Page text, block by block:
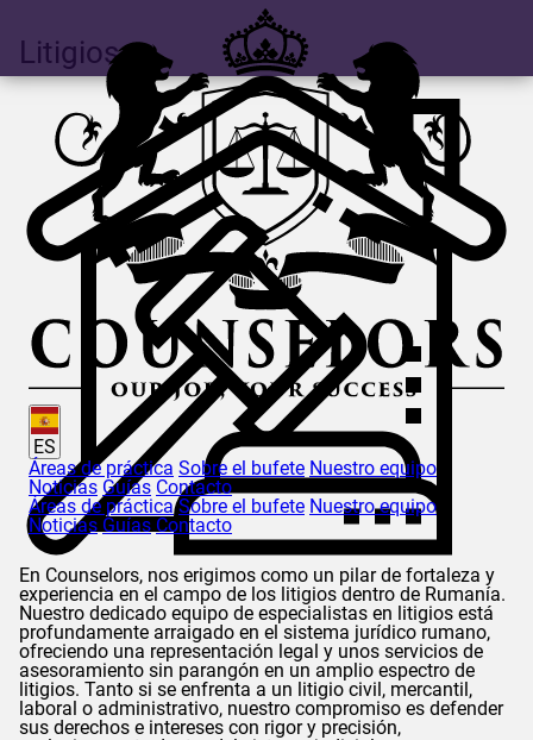
ES
Áreas de práctica Sobre el bufete Nuestro equipo
Noticias Guías Contacto
Áreas de práctica Sobre el bufete Nuestro equipo
Noticias Guías Contacto
Litigios
En Counselors, nos erigimos como un pilar de fortaleza y
experiencia en el campo de los litigios dentro de Rumanía.
Nuestro dedicado equipo de especialistas en litigios está
profundamente arraigado en el sistema jurídico rumano,
ofreciendo una representación legal y unos servicios de
asesoramiento sin parangón en un amplio espectro de
litigios. Tanto si se enfrenta a un litigio civil, mercantil,
laboral o administrativo, nuestro compromiso es defender
sus derechos e intereses con rigor y precisión,